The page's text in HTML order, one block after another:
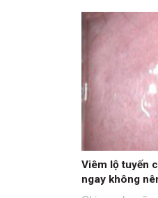
Viêm lộ tuyến
ngay không